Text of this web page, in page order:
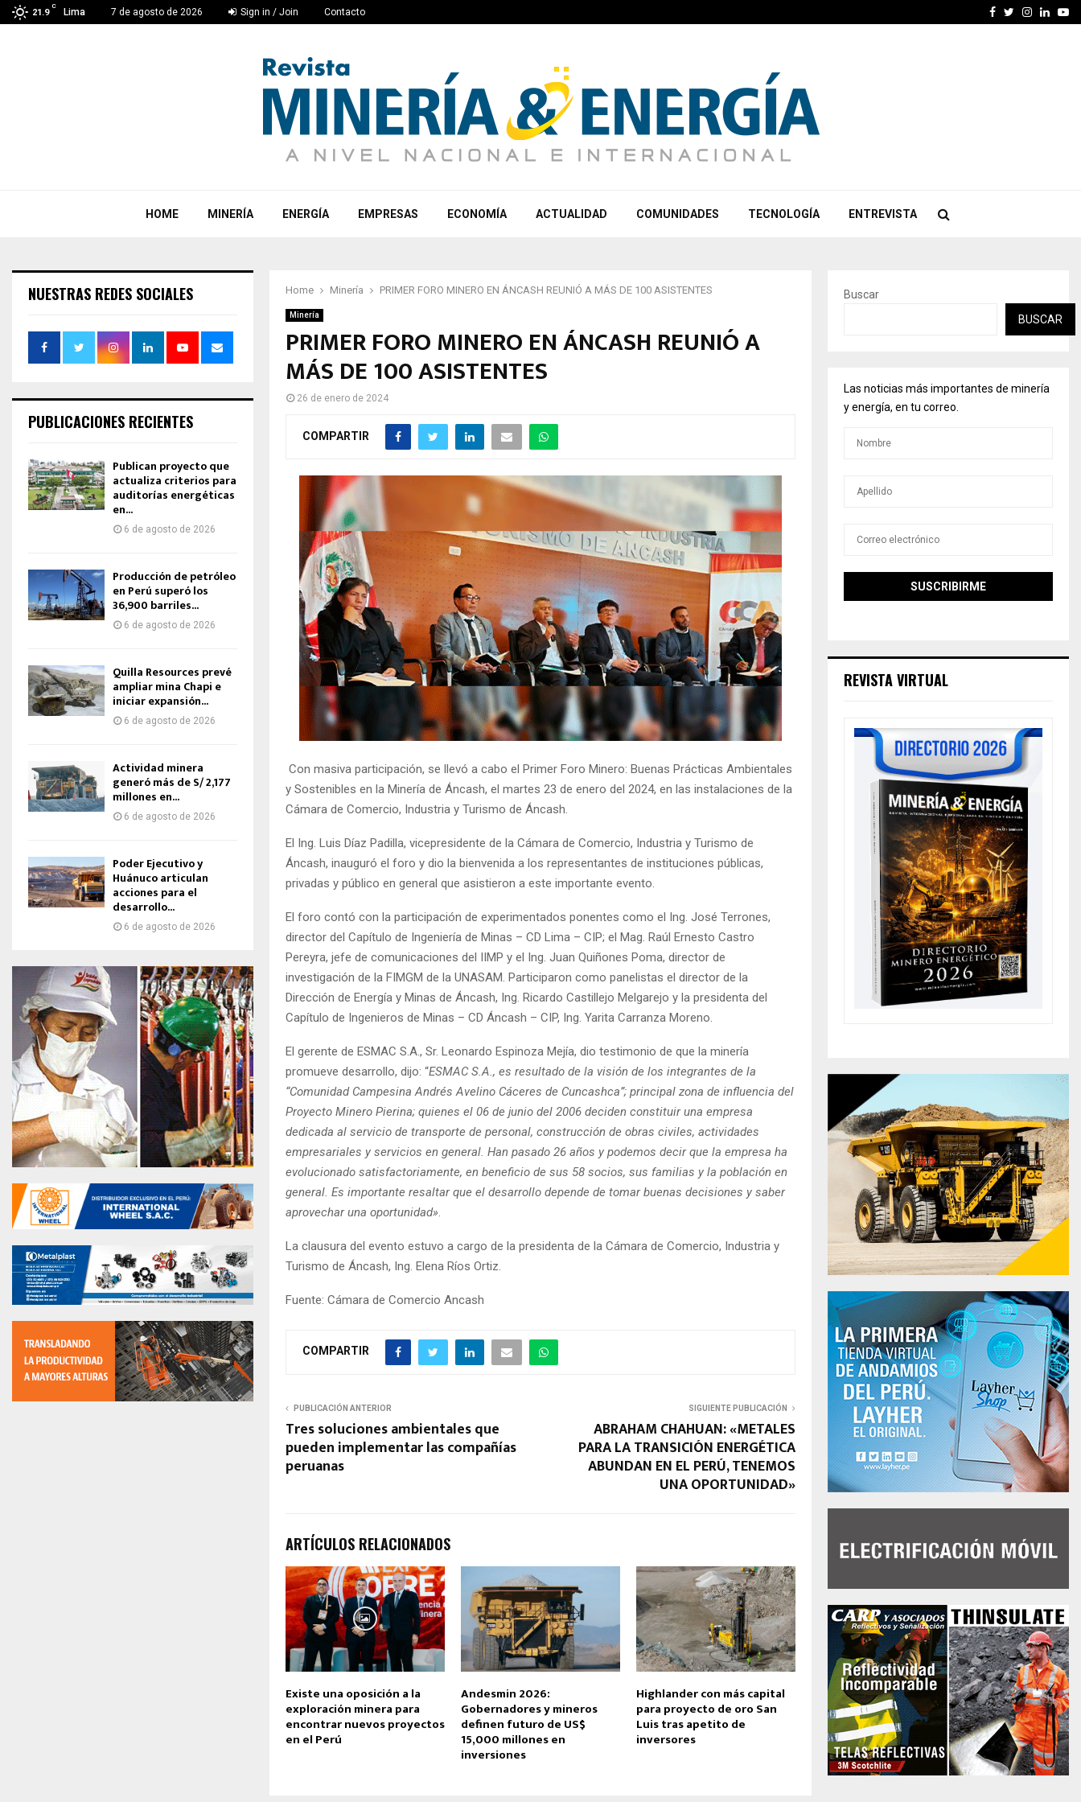
21.9
C
Lima 7 de agosto de 2026 Sign in / Join Contacto Facebook
Twitter
HOME MINERÍA ENERGÍA EMPRESAS ECONOMÍA ACTUALIDAD COMUNIDADES TECNOLOGÍA ENTREVISTA
Home Minería PRIMER FORO MINERO EN ÁNCASH REUNIÓ A MÁS DE 100 ASISTENTES
Minería
PRIMER FORO MINERO EN ÁNCASH REUNIÓ A
MÁS DE 100 ASISTENTES
26 de enero de 2024
COMPARTIR
Con masiva participación, se llevó a cabo el Primer Foro Minero: Buenas Prácticas Ambientales
y Sostenibles en la Minería de Áncash, el martes 23 de enero del 2024, en las instalaciones de la
Cámara de Comercio, Industria y Turismo de Áncash.
El Ing. Luis Díaz Padilla, vicepresidente de la Cámara de Comercio, Industria y Turismo de
Áncash, inauguró el foro y dio la bienvenida a los representantes de instituciones públicas,
privadas y público en general que asistieron a este importante evento.
El foro contó con la participación de experimentados ponentes como el Ing. José Terrones,
director del Capítulo de Ingeniería de Minas – CD Lima – CIP; el Mag. Raúl Ernesto Castro
Pereyra, jefe de comunicaciones del IIMP y el Ing. Juan Quiñones Poma, director de
investigación de la FIMGM de la UNASAM. Participaron como panelistas el director de la
Dirección de Energía y Minas de Áncash, Ing. Ricardo Castillejo Melgarejo y la presidenta del
Capítulo de Ingenieros de Minas – CD Áncash – CIP, Ing. Yarita Carranza Moreno.
El gerente de ESMAC S.A., Sr. Leonardo Espinoza Mejía, dio testimonio de que la minería
promueve desarrollo, dijo: “ESMAC S.A., es resultado de la visión de los integrantes de la
“Comunidad Campesina Andrés Avelino Cáceres de Cuncashca”; principal zona de influencia del
Proyecto Minero Pierina; quienes el 06 de junio del 2006 deciden constituir una empresa
dedicada al servicio de transporte de personal, construcción de obras civiles, actividades
empresariales y servicios en general. Han pasado 26 años y podemos decir que la empresa ha
evolucionado satisfactoriamente, en beneficio de sus 58 socios, sus familias y la población en
general. Es importante resaltar que el desarrollo depende de tomar buenas decisiones y saber
aprovechar una oportunidad»
La clausura del evento estuvo a cargo de la presidenta de la Cámara de Comercio, Industria y
Turismo de Áncash, Ing. Elena Ríos Ortiz.
Fuente: Cámara de Comercio Ancash
COMPARTIR
PUBLICACIÓN ANTERIOR
Tres soluciones ambientales que
pueden implementar las compañías
peruanas
SIGUIENTE PUBLICACIÓN
ABRAHAM CHAHUAN: «METALES
PARA LA TRANSICIÓN ENERGÉTICA
ABUNDAN EN EL PERÚ, TENEMOS
UNA OPORTUNIDAD»
ARTÍCULOS RELACIONADOS
Existe una oposición a la
exploración minera para
encontrar nuevos proyectos
en el Perú
Andesmin 2026:
Gobernadores y mineros
definen futuro de US$
15,000 millones en
inversiones
Highlander con más capital
para proyecto de oro San
Luis tras apetito de
inversores
NUESTRAS REDES SOCIALES
PUBLICACIONES RECIENTES
Publican proyecto que
actualiza criterios para
auditorías energéticas
en...
6 de agosto de 2026
Producción de petróleo
en Perú superó los
36,900 barriles...
6 de agosto de 2026
Quilla Resources prevé
ampliar mina Chapi e
iniciar expansión...
6 de agosto de 2026
Actividad minera
generó más de S/ 2,177
millones en...
6 de agosto de 2026
Poder Ejecutivo y
Huánuco articulan
acciones para el
desarrollo...
6 de agosto de 2026
Buscar
BUSCAR
Las noticias más importantes de minería
y energía, en tu correo.
REVISTA VIRTUAL